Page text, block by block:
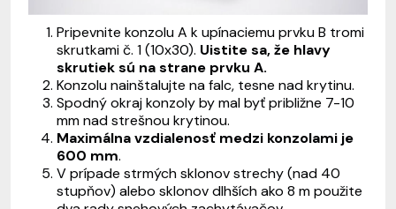
Pripevnite konzolu A k upínaciemu prvku B tromi
skrutkami č. 1 (10x30). Uistite sa, že hlavy
skrutiek sú na strane prvku A.
Konzolu nainštalujte na falc, tesne nad krytinu.
Spodný okraj konzoly by mal byť približne 7-10
mm nad strešnou krytinou.
Maximálna vzdialenosť medzi konzolami je
600 mm.
V prípade strmých sklonov strechy (nad 40
stupňov) alebo sklonov dlhších ako 8 m použite